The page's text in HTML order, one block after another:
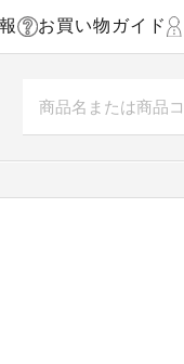
お買い物ガイド